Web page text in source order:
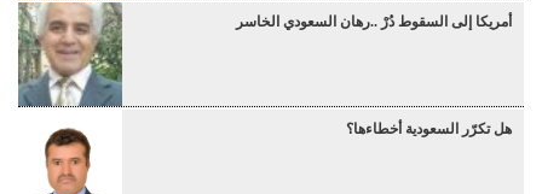
أمريكا إلى السقوط دُرْ ..رهان السعودي الخاسر
هل تكرّر السعودية أخطاءها؟